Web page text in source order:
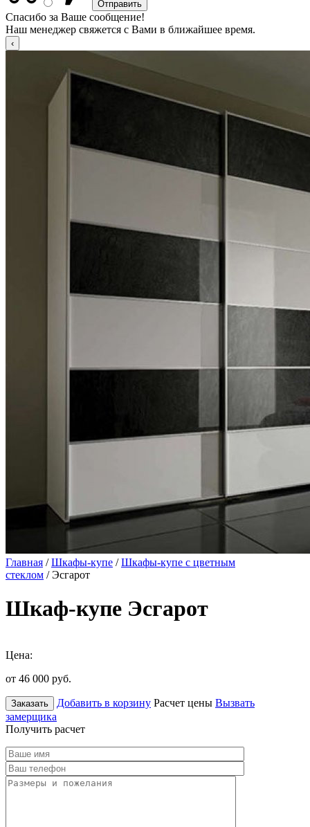
Спасибо за Ваше сообщение!
Наш менеджер свяжется с Вами в ближайшее время.
Главная /Шкафы-купе /Шкафы-купе с цветным
стеклом / Эсгарот
Шкаф-купе Эсгарот
Цена:
от 46 000 руб.
Заказать Добавить в корзину Расчет цены Вызвать
замерщика
Получить расчет